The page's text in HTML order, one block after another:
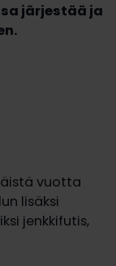
järjestää ja
vuotta
lisäksi
jenkkifutis,